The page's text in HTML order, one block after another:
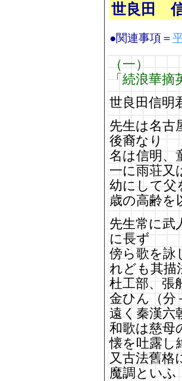
世良田
●関連事項＝
（一）
「続浪華
世良田信明
先生は名
後裔なり
名は信明
一に雨荘又
幼にして
歳の高齢を
先生常に
に長ず
傍ら歌を詠
れども其描
杜工部、張
金ひん（分
遠く秦漢六
和歌は慈母
懐を吐露し
又古法舊
魔調とい